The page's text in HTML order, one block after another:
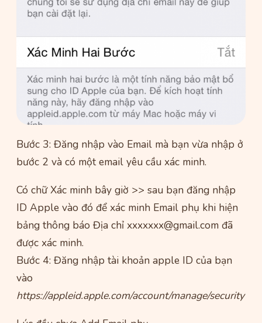
Bước 3: Đăng nhập vào Email mà bạn vừa nhập ở
bước 2 và có một email yêu cầu xác minh.
Có chữ Xác minh bây giờ >> sau bạn đăng nhập
ID Apple vào đó để xác minh Email phụ khi hiện
bảng thông báo Địa chỉ xxxxxxx@gmail.com đã
được xác minh.
Bước 4: Đăng nhập tài khoản apple ID của bạn
vào
https://appleid.apple.com/account/manage/security